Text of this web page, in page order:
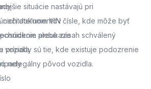
situácie nastávajú pri
VIN čísle, kde môže byť
alebo zásah schválený
prípady sú tie, kde existuje podozrenie
nelegálny pôvod vozidla.
dokumentov
preukaze
vozidla